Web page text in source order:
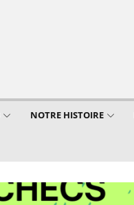
NOTRE HISTOIRE